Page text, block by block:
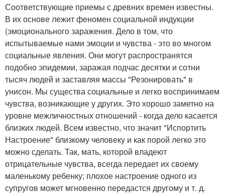
Соответствующие приемы с древних времен известны.
В их основе лежит феномен социальной индукции
(эмоционального заражения. Дело в том, что
испытываемые нами эмоции и чувства - это во многом
социальные явления. Они могут распространятся
подобно эпидемии, заражая подчас десятки и сотни
тысяч людей и заставляя массы "Резонировать" в
унисон. Мы существа социальные и легко воспринимаем
чувства, возникающие у других. Это хорошо заметно на
уровне межличностных отношений - когда дело касается
близких людей. Всем известно, что значит "Испортить
Настроение" близкому человеку и как порой легко это
можно сделать. Так, мать, которой владеют
отрицательные чувства, всегда передает их своему
маленькому ребенку; плохое настроение одного из
супругов может мгновенно передастся другому и т. д.